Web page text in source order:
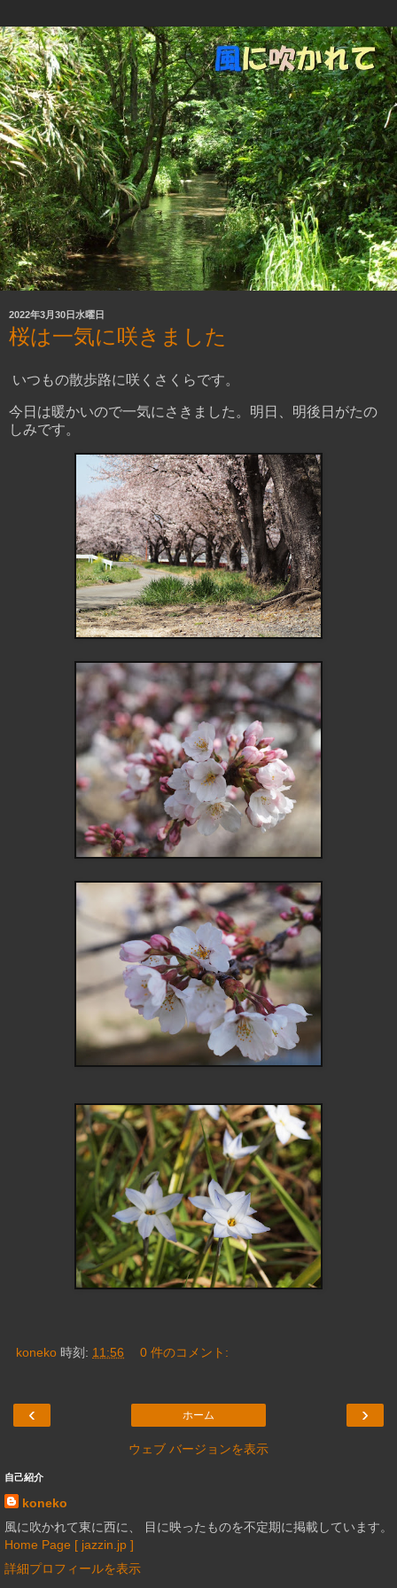
2022年3月30日水曜日
桜は一気に咲きました
いつもの散歩路に咲くさくらです。
今日は暖かいので一気にさきました。明日、明後日がたの
しみです。
koneko 時刻: 11:56 0 件のコメント:
‹ ›
ホーム
ウェブ バージョンを表示
自己紹介
koneko
風に吹かれて東に西に、 目に映ったものを不定期に掲載しています。
Home Page [ jazzin.jp ]
詳細プロフィールを表示